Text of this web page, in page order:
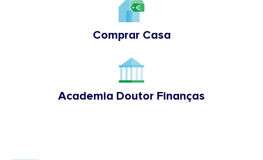
Comprar Casa
Academia Doutor Finanças